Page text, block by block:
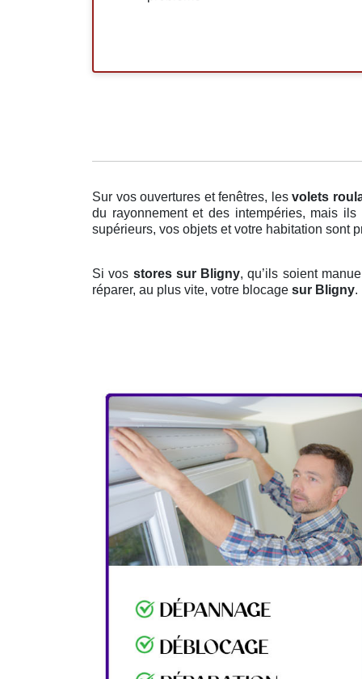
Sur vos ouvertures et fenêtres, lesvolets
du rayonnement et des intempéries, mais
supérieurs, vos objets et votre habitation sont
Si vos stores sur Bligny, qu’ils soient
réparer, au plus vite, votre blocage sur Bligny.